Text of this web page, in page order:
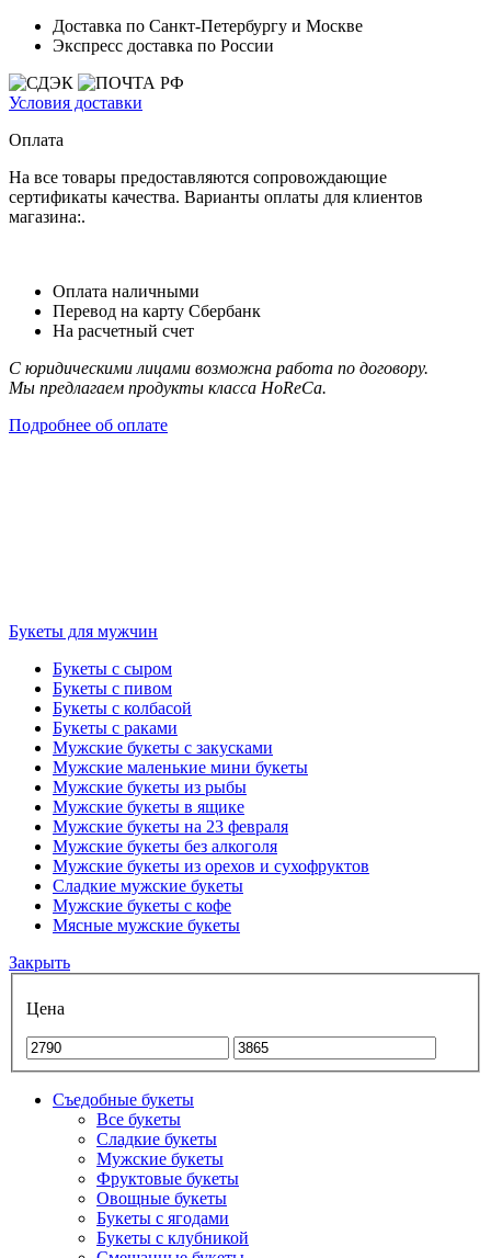
Доставка по Санкт-Петербургу и Москве
Экспресс доставка по России
Условия доставки
Оплата
На все товары предоставляются сопровождающие
сертификаты качества. Варианты оплаты для клиентов
магазина:.
Оплата наличными
Перевод на карту Сбербанк
На расчетный счет
С юридическими лицами возможна работа по договору.
Мы предлагаем продукты класса HoReCa.
Подробнее об оплате
Букеты для мужчин
Букеты с сыром
Букеты с пивом
Букеты с колбасой
Букеты с раками
Мужские букеты с закусками
Мужские маленькие мини букеты
Мужские букеты из рыбы
Мужские букеты в ящике
Мужские букеты на 23 февраля
Мужские букеты без алкоголя
Мужские букеты из орехов и сухофруктов
Сладкие мужские букеты
Мужские букеты с кофе
Мясные мужские букеты
Закрыть
Цена
Съедобные букеты
Все букеты
Сладкие букеты
Мужские букеты
Фруктовые букеты
Овощные букеты
Букеты с ягодами
Букеты с клубникой